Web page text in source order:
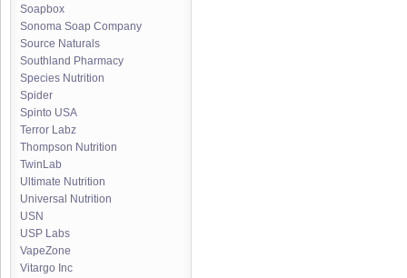
Soapbox
Sonoma Soap Company
Source Naturals
Southland Pharmacy
Species Nutrition
Spider
Spinto USA
Terror Labz
Thompson Nutrition
TwinLab
Ultimate Nutrition
Universal Nutrition
USN
USP Labs
VapeZone
Vitargo Inc